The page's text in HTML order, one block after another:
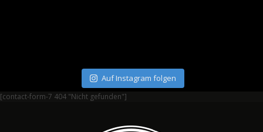
Auf Instagram folgen
[contact-form-7 404 "Nicht gefunden"]